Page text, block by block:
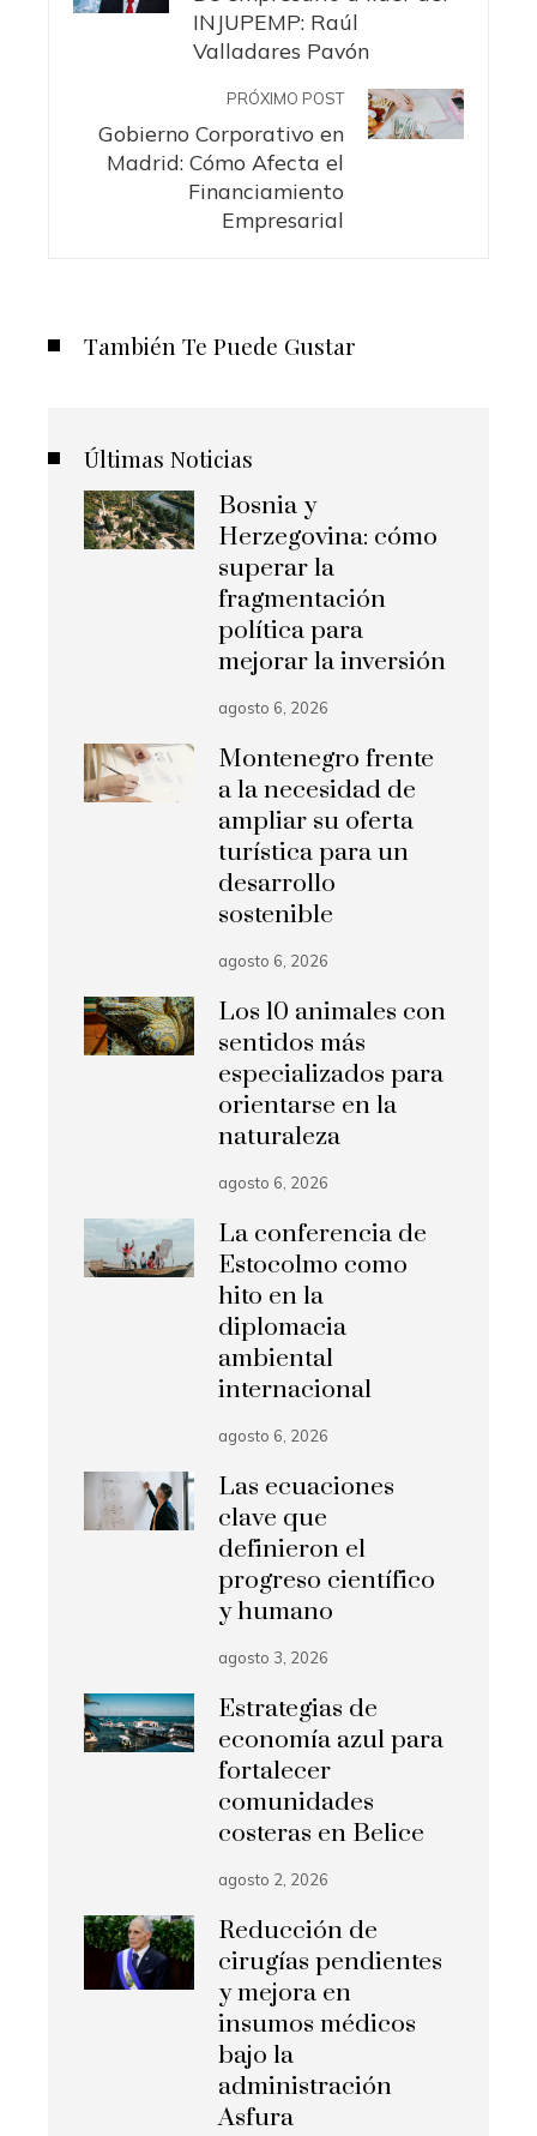
INJUPEMP: Raúl
Valladares Pavón
PRÓXIMO POST
Gobierno Corporativo en
Madrid: Cómo Afecta el
Financiamiento
Empresarial
También Te Puede Gustar
Últimas Noticias
Bosnia y
Herzegovina: cómo
superar la
fragmentación
política para
mejorar la inversión
agosto 6, 2026
Montenegro frente
a la necesidad de
ampliar su oferta
turística para un
desarrollo
sostenible
agosto 6, 2026
Los 10 animales con
sentidos más
especializados para
orientarse en la
naturaleza
agosto 6, 2026
La conferencia de
Estocolmo como
hito en la
diplomacia
ambiental
internacional
agosto 6, 2026
Las ecuaciones
clave que
definieron el
progreso científico
y humano
agosto 3, 2026
Estrategias de
economía azul para
fortalecer
comunidades
costeras en Belice
agosto 2, 2026
Reducción de
cirugías pendientes
y mejora en
insumos médicos
bajo la
administración
Asfura